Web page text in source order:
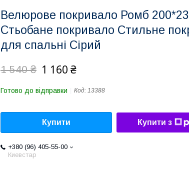
Велюрове покривало Ромб
Стьобане покривало Стильне
для спальні Сірий
1 540 ₴ 1 160 ₴
Готово до відправки Код: 13388
Купити Купити з
+380 (96) 405-55-00
Киевстар